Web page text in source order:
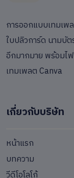
การออกแบบเทมเ
ใบปลิวการ์ด นามบั
อีกมากมาย พร้อมไฟ
เทมเพลต Canva
เกี่ยวกับบริษัท
หน้าแรก
บทความ
วีดีโอโลโก้